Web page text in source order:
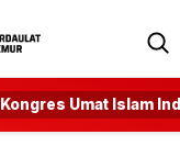
Umat Islam